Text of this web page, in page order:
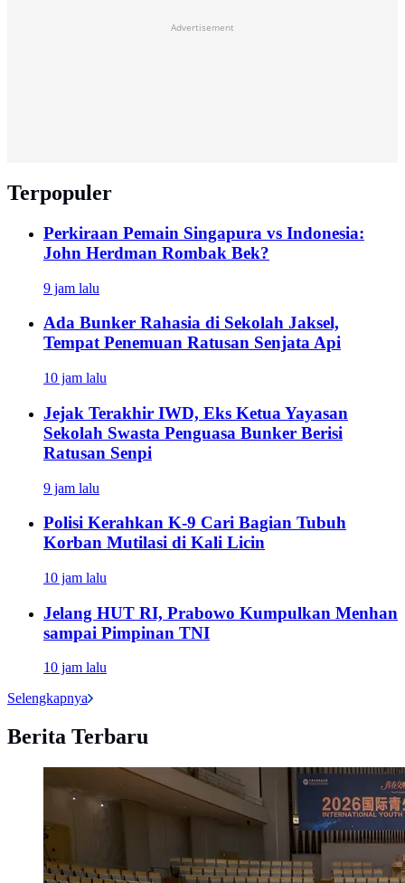
Advertisement
Terpopuler
Perkiraan Pemain Singapura vs Indonesia:
John Herdman Rombak Bek?
9 jam lalu
Ada Bunker Rahasia di Sekolah Jaksel,
Tempat Penemuan Ratusan Senjata Api
10 jam lalu
Jejak Terakhir IWD, Eks Ketua Yayasan
Sekolah Swasta Penguasa Bunker Berisi
Ratusan Senpi
9 jam lalu
Polisi Kerahkan K-9 Cari Bagian Tubuh
Korban Mutilasi di Kali Licin
10 jam lalu
Jelang HUT RI, Prabowo Kumpulkan Menhan
sampai Pimpinan TNI
10 jam lalu
Selengkapnya
Berita Terbaru